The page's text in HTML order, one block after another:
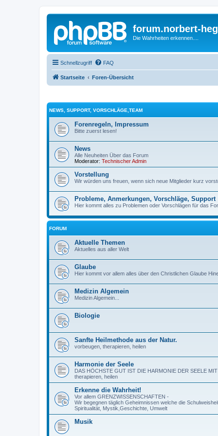
forum.norbert-
Die Wahrheiten erkennen....
Schnellzugriff FAQ
Startseite Foren-Übersicht
NEWS, SUPPORT, VORSCHLÄGE,TEAM
Forenregeln, Impressum
Bitte zuerst lesen!
News
Alle Neuheiten Über das Forum
Moderator: Technischer Admin
Vorstellung
Wir würden uns freuen, wenn sich neue Mitglieder kurz
Probleme, Anmerkungen, Vorschläge, Support
Hier kommt alles zu Problemen oder Vorschlägen für das
FORUM
Aktuelle Themen
Aktuelles aus aller Welt
Glaube
Hier kommt vor allem alles über den Christlichen Glaube
Medizin Algemein
Medizin Algemein...
Biologie
Sanfte Heilmethode aus der Natur.
vorbeugen, therapieren, heilen
Harmonie der Seele
DAS HÖCHSTE GUT IST DIE HARMONIE DER SEELE
therapieren, heilen
Erkenne die Wahrheit!
Vor allem GRENZWISSENSCHAFTEN -
Wir begegnen täglich Geheimnissen welche die
Spiritualität, Mystik,Geschichte, Umwelt
Musik